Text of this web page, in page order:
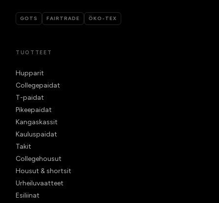
GOTS FAIRTRADE ÖKO-TEX
TUOTTEET
Hupparit
Collegepaidat
T-paidat
Pikeepaidat
Kangaskassit
Kauluspaidat
Takit
Collegehousut
Housut & shortsit
Urheiluvaatteet
Esiliinat